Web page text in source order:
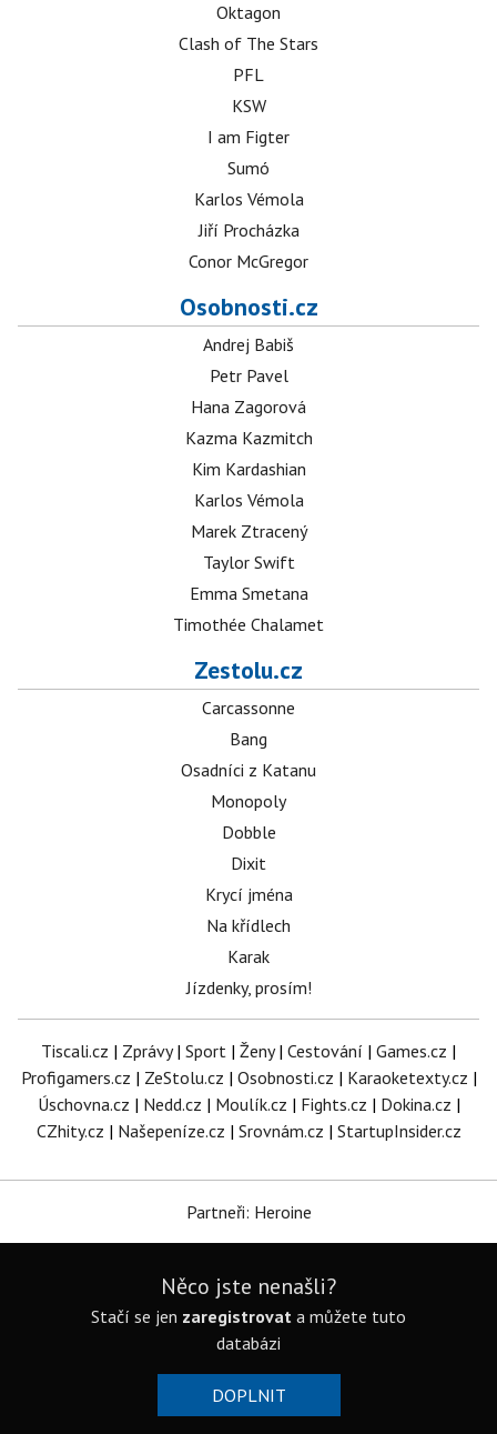
Oktagon
Clash of The Stars
PFL
KSW
I am Figter
Sumó
Karlos Vémola
Jiří Procházka
Conor McGregor
Osobnosti.cz
Andrej Babiš
Petr Pavel
Hana Zagorová
Kazma Kazmitch
Kim Kardashian
Karlos Vémola
Marek Ztracený
Taylor Swift
Emma Smetana
Timothée Chalamet
Zestolu.cz
Carcassonne
Bang
Osadníci z Katanu
Monopoly
Dobble
Dixit
Krycí jména
Na křídlech
Karak
Jízdenky, prosím!
Tiscali.cz | Zprávy| Sport | Ženy| Cestování | Games.cz |
Profigamers.cz | ZeStolu.cz | Osobnosti.cz | Karaoketexty.cz |
Úschovna.cz | Nedd.cz | Moulík.cz | Fights.cz | Dokina.cz |
CZhity.cz | Našepeníze.cz | Srovnám.cz | StartupInsider.cz
Partneři: Heroine
Něco jste nenašli?
Stačí se jen zaregistrovat a můžete tuto
databázi
DOPLNIT